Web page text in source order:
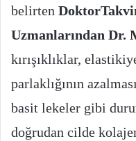
belirten
Uzmanlarından Dr.
kırışıklıklar,
parlaklığının
basit lekeler gibi
doğrudan cilde